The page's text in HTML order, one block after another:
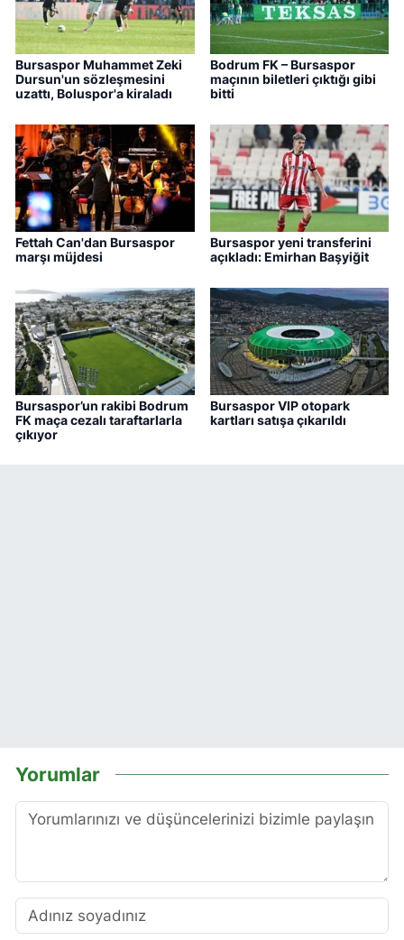
Bursaspor Muhammet Zeki
Dursun'un sözleşmesini
uzattı, Boluspor'a kiraladı
Bodrum FK – Bursaspor
maçının biletleri çıktığı gibi
bitti
Fettah Can'dan Bursaspor
marşı müjdesi
Bursaspor yeni transferini
açıkladı: Emirhan Başyiğit
Bursaspor’un rakibi Bodrum
FK maça cezalı taraftarlarla
çıkıyor
Bursaspor VIP otopark
kartları satışa çıkarıldı
Yorumlar